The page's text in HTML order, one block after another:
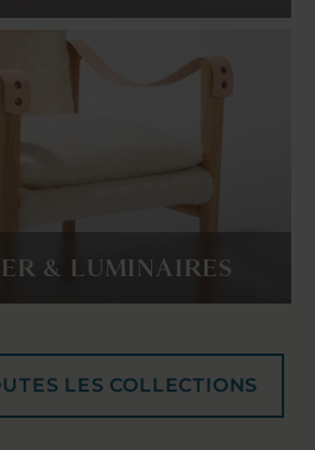
& LUMINAIRES
LES COLLECTIONS